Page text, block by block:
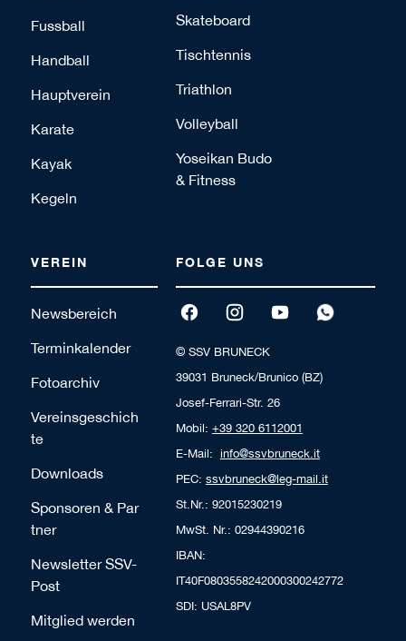
Fussball
Handball
Hauptverein
Karate
Kayak
Kegeln
Skateboard
Tischtennis
Triathlon
Volleyball
Yoseikan Budo
& Fitness
VEREIN
Newsbereich
Terminkalender
Fotoarchiv
Vereinsgeschich
te
Downloads
Sponsoren & Par
tner
Newsletter SSV-
Post
Mitglied werden
FOLGE UNS
© SSV BRUNECK
39031 Bruneck/Brunico (BZ)
Josef-Ferrari-Str. 26
Mobil: +39 320 6112001
E-Mail: info@ssvbruneck.it
PEC: ssvbruneck@leg-mail.it
St.Nr.: 92015230219
MwSt. Nr.: 02944390216
IBAN:
IT40F0803558242000300242772
SDI: USAL8PV